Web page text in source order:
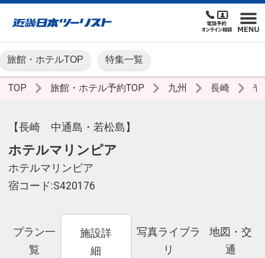
旅館・ホテルTOP 特集一覧
TOP 旅館・ホテル予約TOP 九州 長崎 壱
【長崎 中通島・若松島】
ホテルマリンピア
ホテルマリンピア
宿コード:S420176
プラン一
覧
施設詳
細
写真ライブラ
リ
地図・交
通